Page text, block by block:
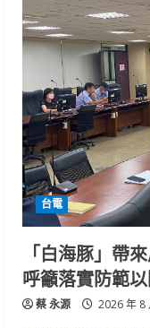
台電
「白海豚」帶
呼籲落實防範
蔡 永源 2026 年 8